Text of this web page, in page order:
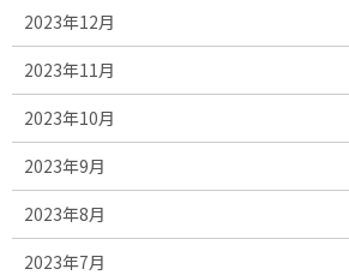
2023年12月
2023年11月
2023年10月
2023年9月
2023年8月
2023年7月